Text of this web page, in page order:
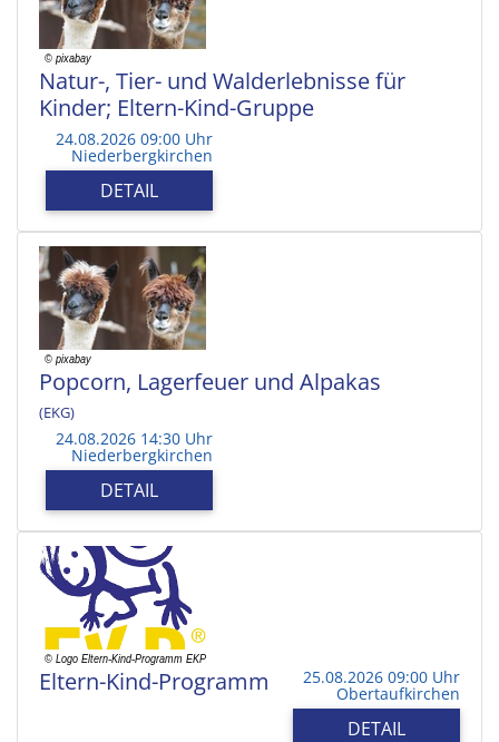
Natur-, Tier- und Walderlebnisse für
Kinder; Eltern-Kind-Gruppe
24.08.2026 09:00 Uhr
Niederbergkirchen
DETAIL
Popcorn, Lagerfeuer und Alpakas
(EKG)
24.08.2026 14:30 Uhr
Niederbergkirchen
DETAIL
Eltern-Kind-Programm 25.08.2026 09:00 Uhr
Obertaufkirchen
DETAIL